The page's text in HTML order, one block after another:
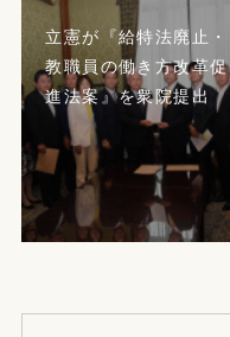
立憲が『給特法廃止・
教職員の働き方改革促
進法案』を衆院提出